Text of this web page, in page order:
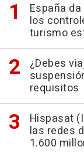
España
los
turismo
¿Debes
requisitos
Hispasat
las redes
1.600